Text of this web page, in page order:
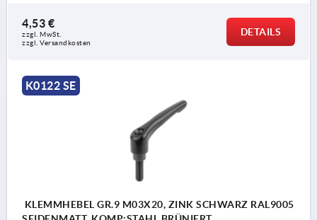
4,53 €
zzgl. MwSt.
zzgl. Versandkosten
DETAILS
K0122 SE
KLEMMHEBEL GR.9 M03X20, ZINK SCHWARZ RAL9005